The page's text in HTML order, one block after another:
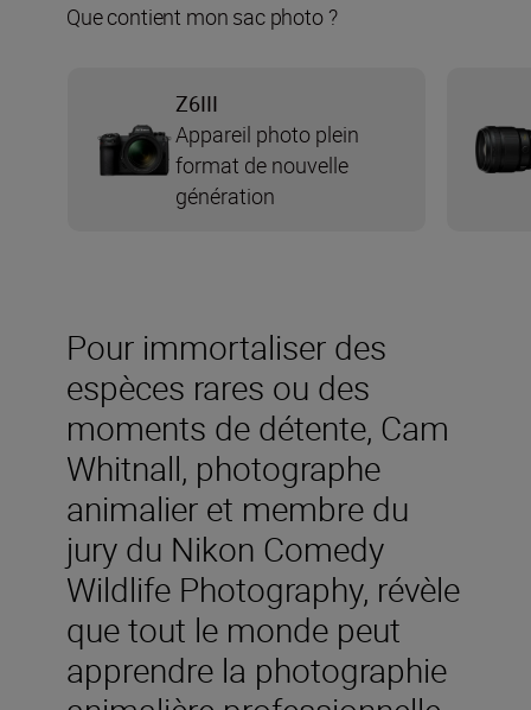
Pour immortaliser des
espèces rares ou des
moments de détente, Cam
Whitnall, photographe
animalier et membre du
jury du Nikon Comedy
Wildlife Photography, révèle
que tout le monde peut
apprendre la photographie
Que contient mon sac photo ?
Z6III
Appareil photo plein
format de nouvelle
génération